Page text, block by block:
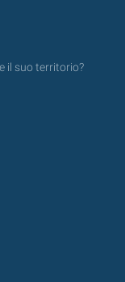
il suo territorio?